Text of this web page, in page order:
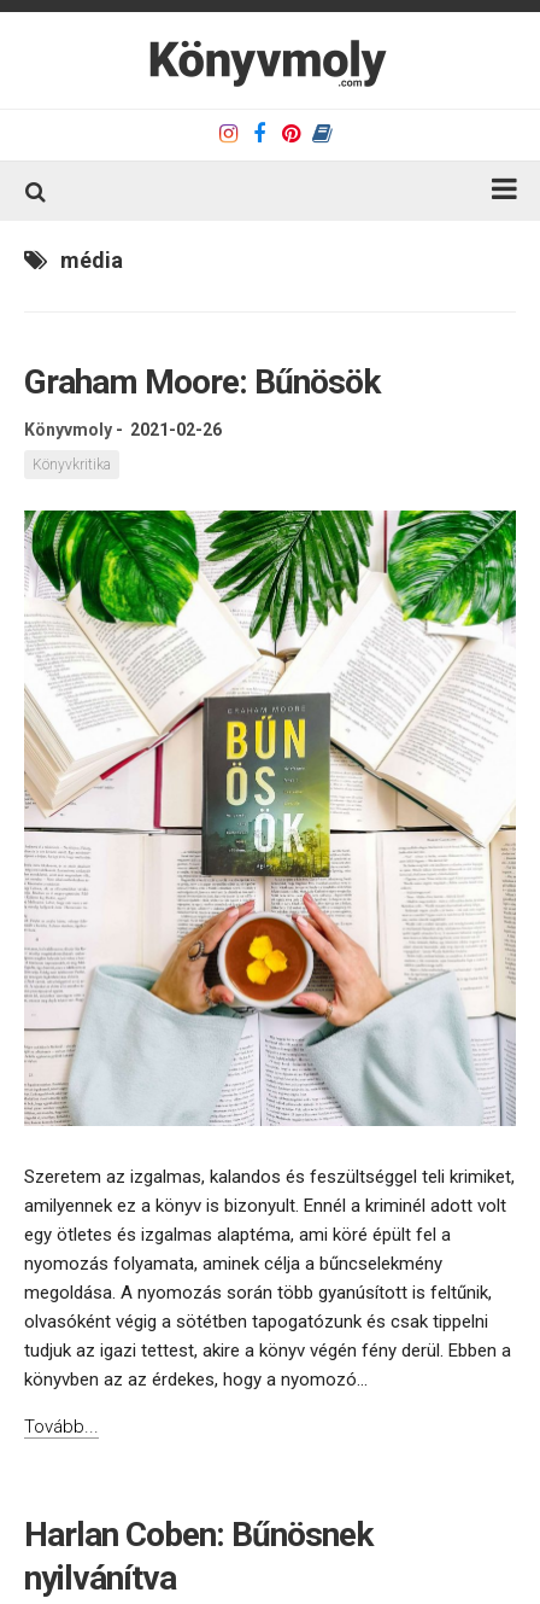
Kapcsolat
Olvasó sarok
Könyveim
Rólam
média
Graham Moore: Bűnösök
Könyvmoly - 2021-02-26
Könyvkritika
Szeretem az izgalmas, kalandos és feszültséggel teli krimiket,
amilyennek ez a könyv is bizonyult. Ennél a kriminél adott volt
egy ötletes és izgalmas alaptéma, ami köré épült fel a
nyomozás folyamata, aminek célja a bűncselekmény
megoldása. A nyomozás során több gyanúsított is feltűnik,
olvasóként végig a sötétben tapogatózunk és csak tippelni
tudjuk az igazi tettest, akire a könyv végén fény derül. Ebben a
könyvben az az érdekes, hogy a nyomozó...
Tovább...
Harlan Coben: Bűnösnek
nyilvánítva